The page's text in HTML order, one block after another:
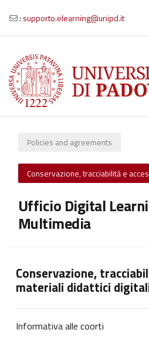
Skip to main content
: supporto.elearning@unipd.it
Policies and agreements
Conservazione, tracciabilità e
Ufficio Digital
Multimedia
Conservazione,
materiali didattici
Informativa alle coorti